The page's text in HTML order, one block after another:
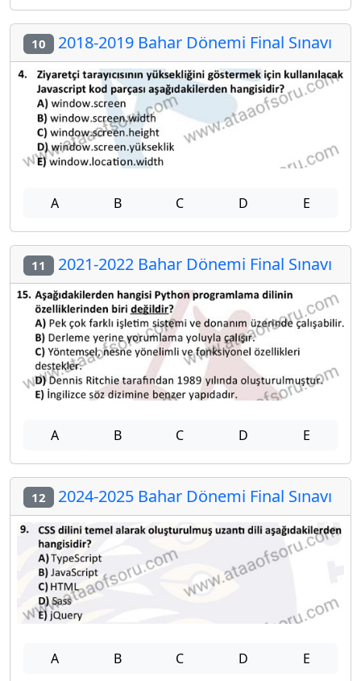
10 2018-2019 Bahar Dönemi Final Sınavı
A B C D E
11 2021-2022 Bahar Dönemi Final Sınavı
A B C D E
12 2024-2025 Bahar Dönemi Final Sınavı
A B C D E